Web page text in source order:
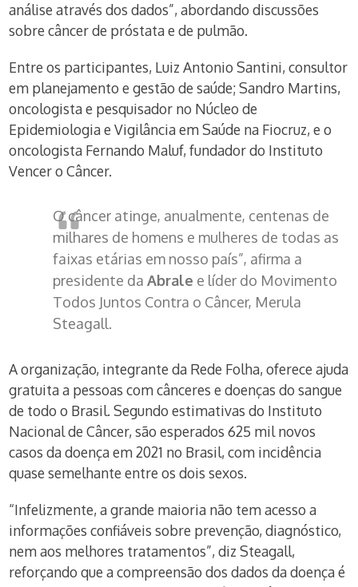
análise através dos dados”, abordando discussões
sobre câncer de próstata e de pulmão.
Entre os participantes, Luiz Antonio Santini, consultor
em planejamento e gestão de saúde; Sandro Martins,
oncologista e pesquisador no Núcleo de
Epidemiologia e Vigilância em Saúde na Fiocruz, e o
oncologista Fernando Maluf, fundador do Instituto
Vencer o Câncer.
O câncer atinge, anualmente, centenas de
milhares de homens e mulheres de todas as
faixas etárias em nosso país”, afirma a
presidente daAbrale e líder do Movimento
Todos Juntos Contra o Câncer, Merula
Steagall.
A organização, integrante da Rede Folha, oferece ajuda
gratuita a pessoas com cânceres e doenças do sangue
de todo o Brasil. Segundo estimativas do Instituto
Nacional de Câncer, são esperados 625 mil novos
casos da doença em 2021 no Brasil, com incidência
quase semelhante entre os dois sexos.
“Infelizmente, a grande maioria não tem acesso a
informações confiáveis sobre prevenção, diagnóstico,
nem aos melhores tratamentos”, diz Steagall,
reforçando que a compreensão dos dados da doença é